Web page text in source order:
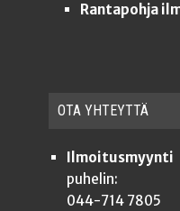
Rantapohja
OTA YHTEYT­TÄ
Ilmoitusmyynti
puhelin:
044-714 7805